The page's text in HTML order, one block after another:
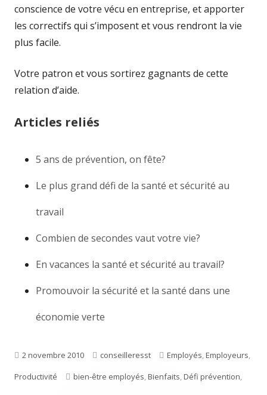
conscience de votre vécu en entreprise, et apporter
les correctifs qui s’imposent et vous rendront la vie
plus facile.
Votre patron et vous sortirez gagnants de cette
relation d’aide.
Articles reliés
5 ans de prévention, on fête?
Le plus grand défi de la santé et sécurité au
travail
Combien de secondes vaut votre vie?
En vacances la santé et sécurité au travail?
Promouvoir la sécurité et la santé dans une
économie verte
Publié
le
2 novembre 2010 Auteur
conseilleresst Catégories
Employés,Employeurs,
Productivité
Étiquettes
bien-être employés,Bienfaits,Défi prévention,